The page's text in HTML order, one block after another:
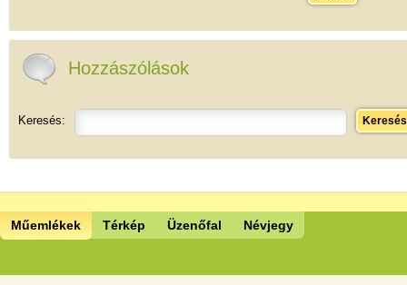
Hozzászólások
Keresés: Keresés
Műemlékek Térkép Üzenőfal Névjegy